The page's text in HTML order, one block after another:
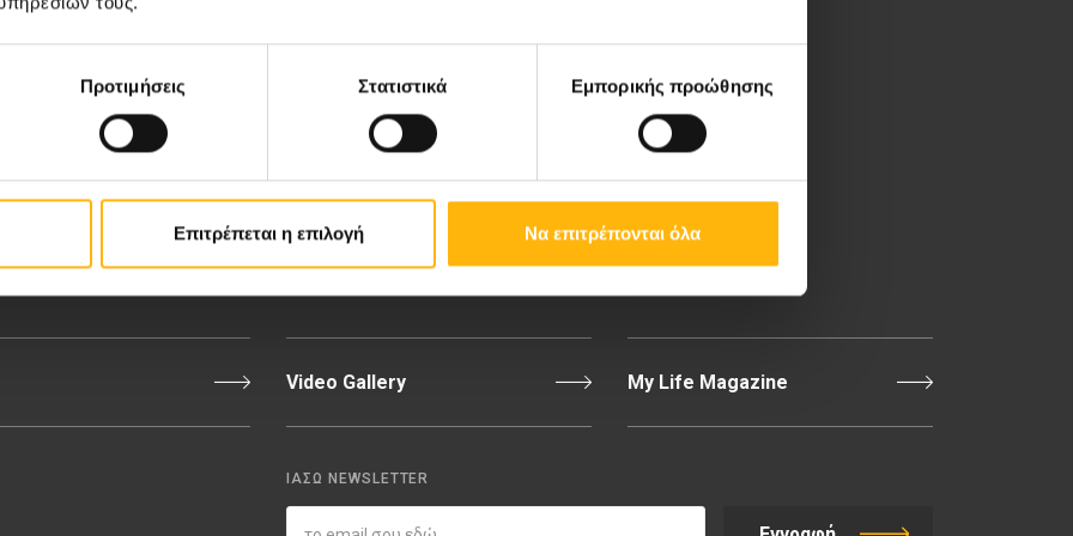
Προτιμήσεις Στατιστικά Εμπορικής προώθησης
Επιτρέπεται η επιλογή Να επιτρέπονται όλα
Τιμοκατάλογος
Ευκαιρίες Καριέρας
Εκδηλώσεις
000
Video Gallery My Life Magazine
ΙΑΣΩ NEWSLETTER